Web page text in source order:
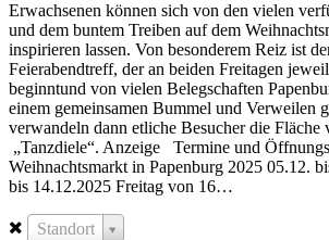
Erwachsenen können sich von den vielen
und dem buntem Treiben auf dem
inspirieren lassen. Von besonderem Reiz ist
Feierabendtreff, der an beiden Freitagen
beginntund von vielen Belegschaften
einem gemeinsamen Bummel und Verweilen
verwandeln dann etliche Besucher die Fläche
„Tanzdiele“. Anzeige Termine und
Weihnachtsmarkt in Papenburg 2025 05.12.
bis 14.12.2025 Freitag von 16…
Standort